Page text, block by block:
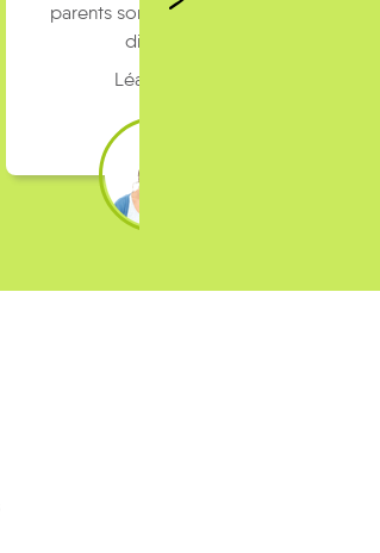
parents sont pas toujours
dispo…
Léa 16 ans